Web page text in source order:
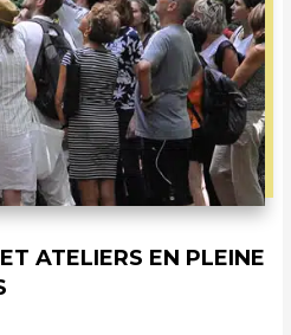
ATELIERS EN PLEINE